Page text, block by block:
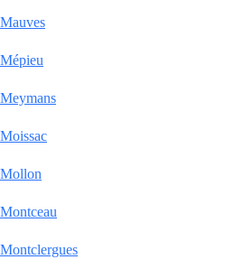
Mauves
Mépieu
Meymans
Moissac
Mollon
Montceau
Montclergues